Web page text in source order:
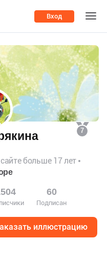
Вход
7
больше 17 лет
60
Подписан
иллюстрацию